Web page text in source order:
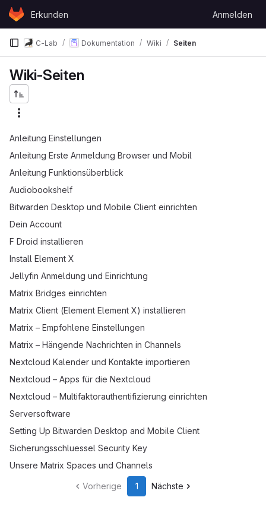
Skip to content
GitLabErkunden Anmelden
C-Lab Dokumentation Wiki Seiten
Wiki-Seiten
Anleitung Einstellungen
Anleitung Erste Anmeldung Browser und Mobil
Anleitung Funktionsüberblick
Audiobookshelf
Bitwarden Desktop und Mobile Client einrichten
Dein Account
F Droid installieren
Install Element X
Jellyfin Anmeldung und Einrichtung
Matrix Bridges einrichten
Matrix Client (Element Element X) installieren
Matrix – Empfohlene Einstellungen
Matrix – Hängende Nachrichten in Channels
Nextcloud Kalender und Kontakte importieren
Nextcloud – Apps für die Nextcloud
Nextcloud – Multifaktorauthentifizierung einrichten
Serversoftware
Setting Up Bitwarden Desktop and Mobile Client
Sicherungsschluessel Security Key
Unsere Matrix Spaces und Channels
Vorherige 1 Nächste